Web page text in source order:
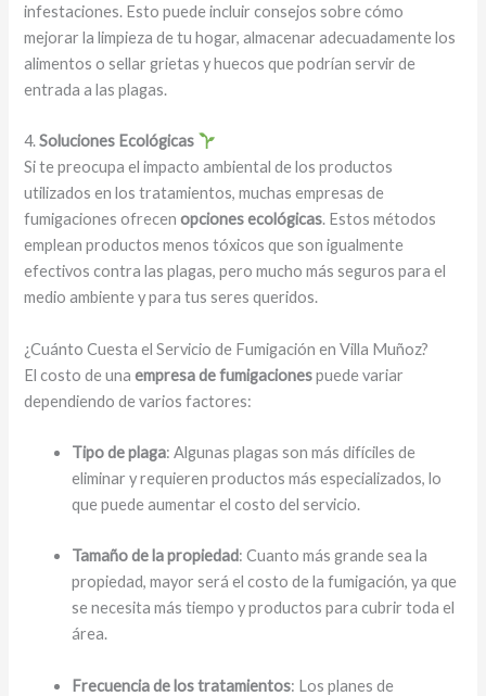
infestaciones. Esto puede incluir consejos sobre cómo
mejorar la limpieza de tu hogar, almacenar adecuadamente los
alimentos o sellar grietas y huecos que podrían servir de
entrada a las plagas.
4.Soluciones Ecológicas
Si te preocupa el impacto ambiental de los productos
utilizados en los tratamientos, muchas empresas de
fumigaciones ofrecenopciones ecológicas. Estos métodos
emplean productos menos tóxicos que son igualmente
efectivos contra las plagas, pero mucho más seguros para el
medio ambiente y para tus seres queridos.
¿Cuánto Cuesta el Servicio de Fumigación en Villa Muñoz?
El costo de unaempresa de fumigacionespuede variar
dependiendo de varios factores:
Tipo de plaga: Algunas plagas son más difíciles de
eliminar y requieren productos más especializados, lo
que puede aumentar el costo del servicio.
Tamaño de la propiedad: Cuanto más grande sea la
propiedad, mayor será el costo de la fumigación, ya que
se necesita más tiempo y productos para cubrir toda el
área.
Frecuencia de los tratamientos: Los planes de